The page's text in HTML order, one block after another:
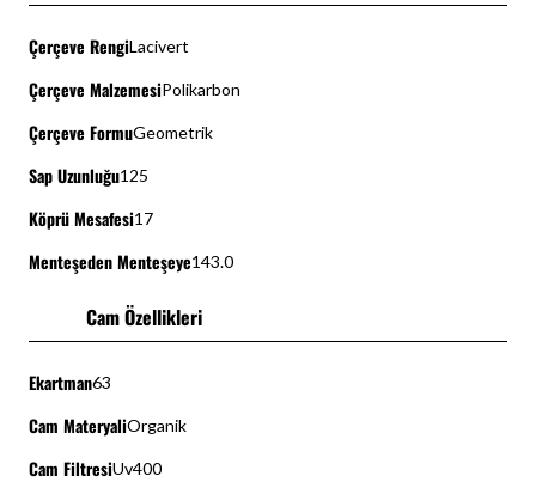
Çerçeve RengiLacivert
Çerçeve MalzemesiPolikarbon
Çerçeve FormuGeometrik
Sap Uzunluğu125
Köprü Mesafesi17
Menteşeden Menteşeye143.0
Cam Özellikleri
Ekartman63
Cam MateryaliOrganik
Cam FiltresiUv400